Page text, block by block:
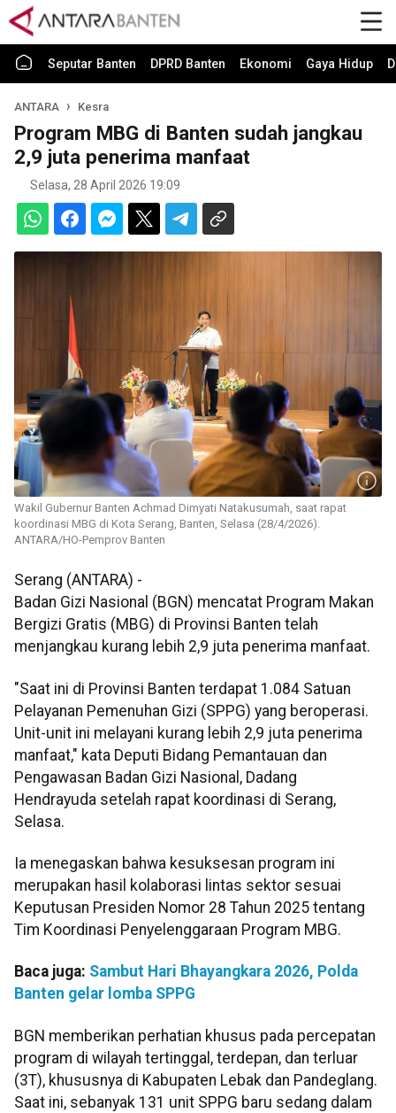
Seputar Banten DPRD Banten Ekonomi Gaya Hidup
ANTARA Kesra
Program MBG di Banten sudah jangkau
2,9 juta penerima manfaat
Selasa, 28 April 2026 19:09
Wakil Gubernur Banten Achmad Dimyati Natakusumah, saat rapat
koordinasi MBG di Kota Serang, Banten, Selasa (28/4/2026).
ANTARA/HO-Pemprov Banten
Serang (ANTARA) -
Badan Gizi Nasional (BGN) mencatat Program Makan
Bergizi Gratis (MBG) di Provinsi Banten telah
menjangkau kurang lebih 2,9 juta penerima manfaat.
"Saat ini di Provinsi Banten terdapat 1.084 Satuan
Pelayanan Pemenuhan Gizi (SPPG) yang beroperasi.
Unit-unit ini melayani kurang lebih 2,9 juta penerima
manfaat," kata Deputi Bidang Pemantauan dan
Pengawasan Badan Gizi Nasional, Dadang
Hendrayuda setelah rapat koordinasi di Serang,
Selasa.
Ia menegaskan bahwa kesuksesan program ini
merupakan hasil kolaborasi lintas sektor sesuai
Keputusan Presiden Nomor 28 Tahun 2025 tentang
Tim Koordinasi Penyelenggaraan Program MBG.
Baca juga: Sambut Hari Bhayangkara 2026, Polda
Banten gelar lomba SPPG
BGN memberikan perhatian khusus pada percepatan
program di wilayah tertinggal, terdepan, dan terluar
(3T), khususnya di Kabupaten Lebak dan Pandeglang.
Saat ini, sebanyak 131 unit SPPG baru sedang dalam